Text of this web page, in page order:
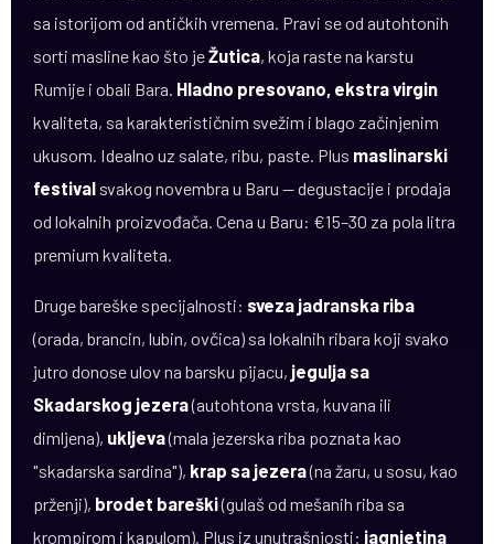
sa istorijom od antičkih vremena. Pravi se od autohtonih
sorti masline kao što jeŽutica, koja raste na karstu
Rumije i obali Bara. Hladno presovano, ekstra virgin
kvaliteta, sa karakterističnim svežim i blago začinjenim
ukusom. Idealno uz salate, ribu, paste. Plus maslinarski
festival svakog novembra u Baru — degustacije i prodaja
od lokalnih proizvođača. Cena u Baru: €15–30 za pola litra
premium kvaliteta.
Druge bareške specijalnosti: sveza jadranska riba
(orada, brancin, lubin, ovčica) sa lokalnih ribara koji svako
jutro donose ulov na barsku pijacu, jegulja sa
Skadarskog jezera(autohtona vrsta, kuvana ili
dimljena), ukljeva(mala jezerska riba poznata kao
"skadarska sardina"), krap sa jezera(na žaru, u sosu, kao
prženji), brodet bareški(gulaš od mešanih riba sa
krompirom i kapulom). Plus iz unutrašnjosti: jagnjetina